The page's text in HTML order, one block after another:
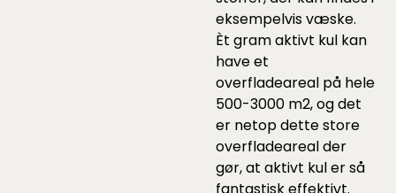
eksempelvis væske.
Èt gram aktivt kul kan
have et
overfladeareal på hele
500-3000 m2, og det
er netop dette store
overfladeareal der
gør, at aktivt kul er så
fantastisk effektivt.